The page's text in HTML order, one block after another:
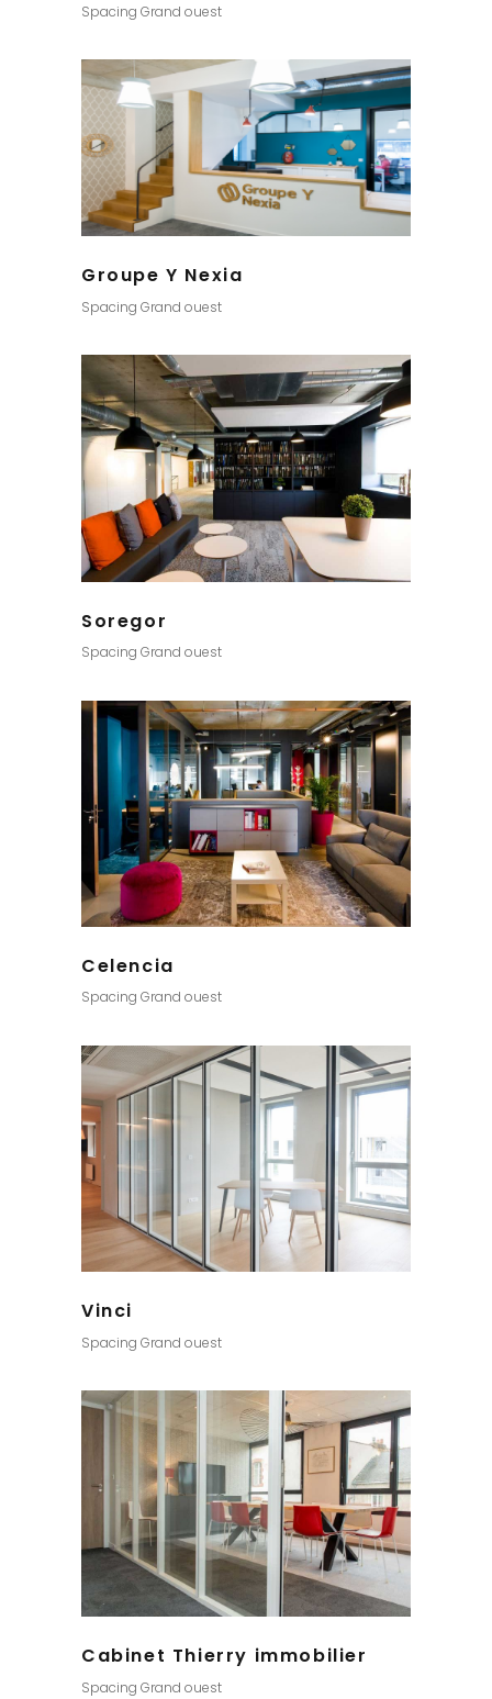
Spacing Grand ouest
Groupe Y Nexia
Spacing Grand ouest
Soregor
Spacing Grand ouest
Celencia
Spacing Grand ouest
Vinci
Spacing Grand ouest
Cabinet Thierry immobilier
Spacing Grand ouest